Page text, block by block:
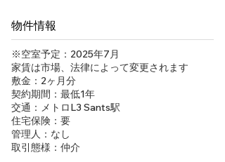
物件情報
※空室予定：2025年7月
家賃は市場、法律によって変更されます
敷金：2ヶ月分
契約期間：最低1年
交通：メトロL3 Sants駅
住宅保険：要
管理人：なし
取引態様：仲介